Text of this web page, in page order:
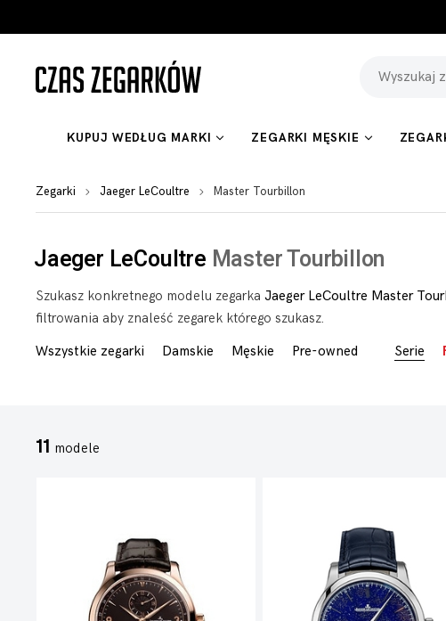
KUPUJ WEDŁUG MARKI ZEGARKI MĘSKIE
Zegarki Jaeger LeCoultre Master Tourbillon
Jaeger LeCoultre Master Tourbillon
Szukasz konkretnego modelu zegarka Jaeger LeCoultre Master
filtrowania aby znaleść zegarek którego szukasz.
Wszystkie zegarki
Damskie Męskie Pre-owned Serie
11 modele